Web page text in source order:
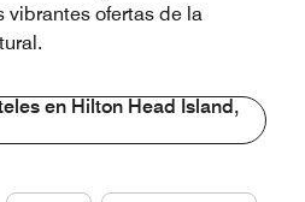
vibrantes ofertas de la
en Hilton Head Island,